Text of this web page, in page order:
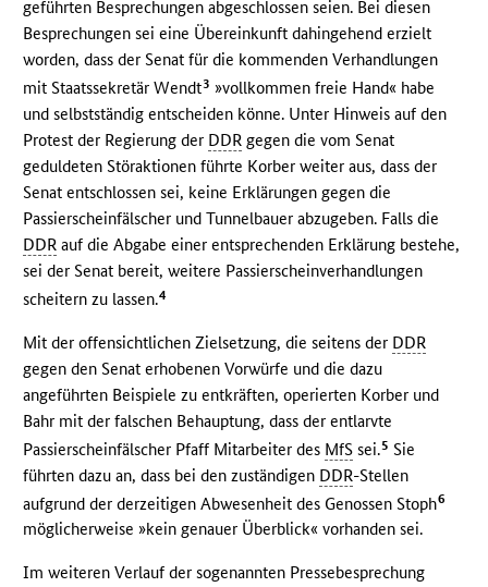
geführten Besprechungen abgeschlossen seien. Bei diesen
Besprechungen sei eine Übereinkunft dahingehend erzielt
worden, dass der Senat für die kommenden Verhandlungen
mit Staatssekretär Wendt3 »vollkommen freie Hand« habe
und selbstständig entscheiden könne. Unter Hinweis auf den
Protest der Regierung der DDR gegen die vom Senat
geduldeten Störaktionen führte Korber weiter aus, dass der
Senat entschlossen sei, keine Erklärungen gegen die
Passierscheinfälscher und Tunnelbauer abzugeben. Falls die
DDR auf die Abgabe einer entsprechenden Erklärung bestehe,
sei der Senat bereit, weitere Passierscheinverhandlungen
scheitern zu lassen.4
Mit der offensichtlichen Zielsetzung, die seitens der DDR
gegen den Senat erhobenen Vorwürfe und die dazu
angeführten Beispiele zu entkräften, operierten Korber und
Bahr mit der falschen Behauptung, dass der entlarvte
Passierscheinfälscher Pfaff Mitarbeiter des MfS sei.5 Sie
führten dazu an, dass bei den zuständigen DDR-Stellen
aufgrund der derzeitigen Abwesenheit des Genossen Stoph6
möglicherweise »kein genauer Überblick« vorhanden sei.
Im weiteren Verlauf der sogenannten Pressebesprechung